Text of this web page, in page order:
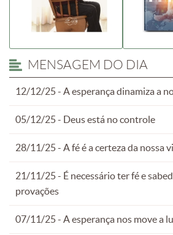
MENSAGEM DO DIA
12/12/25 - A esperança dinamiza a
05/12/25 - Deus está no controle
28/11/25 - A fé é a certeza da nossa
21/11/25 - É necessário ter fé e
provações
07/11/25 - A esperança nos move a